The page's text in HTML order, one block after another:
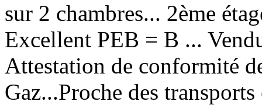
sur 2 chambres... 2ème
Excellent PEB = B ...
Attestation de conformité
Gaz...Proche des